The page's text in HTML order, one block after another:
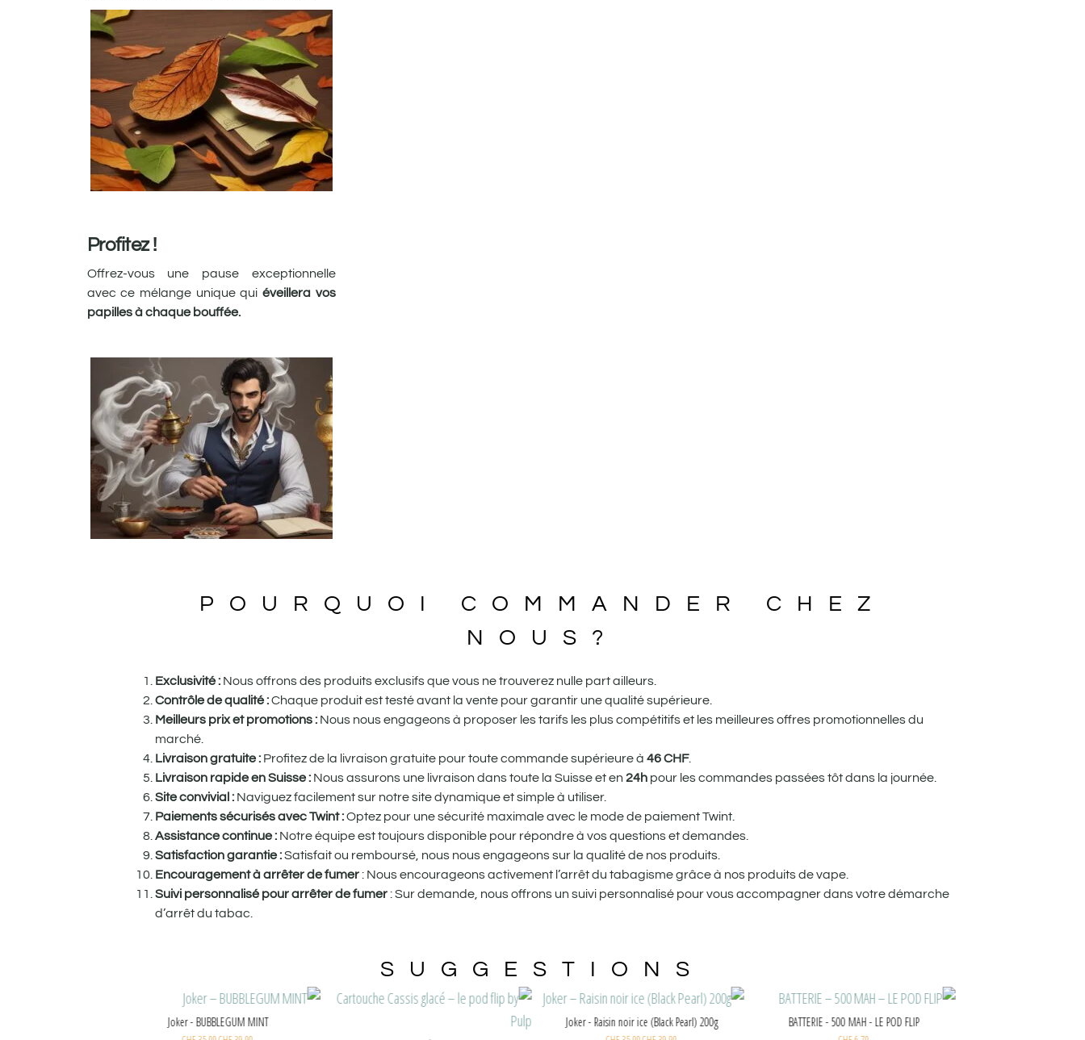
Profitez !
Offrez-vous une pause exceptionnelle
avec ce mélange unique qui éveillera vos
papilles à chaque bouffée.
POURQUOI COMMANDER CHEZ
NOUS?
Exclusivité : Nous offrons des produits exclusifs que vous ne trouverez nulle part ailleurs.
Contrôle de qualité :Chaque produit est testé avant la vente pour garantir une qualité supérieure.
Meilleurs prix et promotions : Nous nous engageons à proposer les tarifs les plus compétitifs et les meilleures offres promotionnelles du
marché.
Livraison gratuite : Profitez de la livraison gratuite pour toute commande supérieure à 46CHF.
Livraison rapide en Suisse : Nous assurons une livraison dans toute la Suisse et en 24h pour les commandes passées tôt dans la journée.
Site convivial : Naviguez facilement sur notre site dynamique et simple à utiliser.
Paiements sécurisés avec Twint :Optez pour une sécurité maximale avec le mode de paiement Twint.
Assistance continue : Notre équipe est toujours disponible pour répondre à vos questions et demandes.
Satisfaction garantie :Satisfait ou remboursé, nous nous engageons sur la qualité de nos produits.
Encouragement à arrêter de fumer: Nous encourageons activement l’arrêt du tabagisme grâce à nos produits de vape.
Suivi personnalisé pour arrêter de fumer: Sur demande, nous offrons un suivi personnalisé pour vous accompagner dans votre démarche
d’arrêt du tabac.
SUGGESTIONS
Joker - Raisin noir ice (Black Pearl) 200g
Joker - BUBBLEGUM MINT
Cartouche Melon, pêche glacée - le pod flip by Pulp